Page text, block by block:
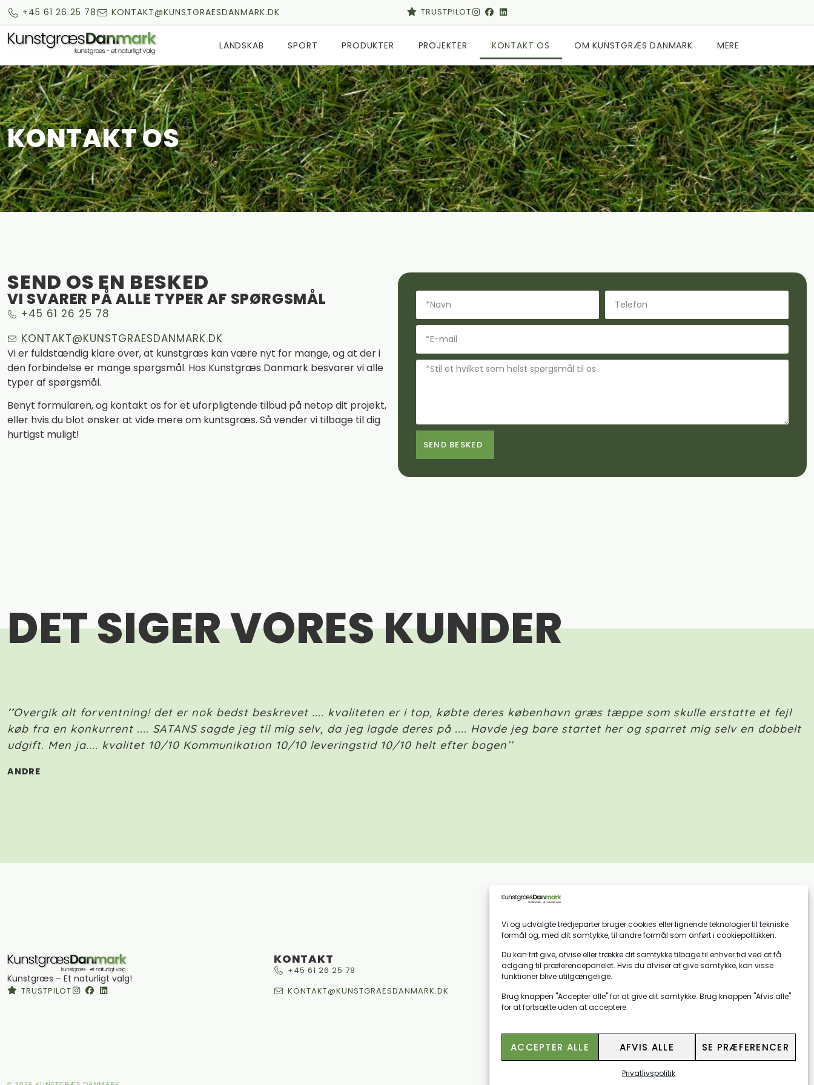
Vi og udvalgte tredjeparter bruger cookies eller lignende teknologier til tekniske
formål og, med dit samtykke, til andre formål som anført i cookiepolitikken.
Du kan frit give, afvise eller trække dit samtykke tilbage til enhver tid ved at få
adgang til præferencepanelet. Hvis du afviser at give samtykke, kan visse
funktioner blive utilgængelige.
Brug knappen "Accepter alle" for at give dit samtykke. Brug knappen "Afvis alle"
for at fortsætte uden at acceptere.
ACCEPTER ALLE AFVIS ALLE SE PRÆFERENCER
Privatlivspolitik
+45 61 26 25 78 KONTAKT@KUNSTGRAESDANMARK.DK TRUSTPILOT
LANDSKAB SPORT PRODUKTER PROJEKTER KONTAKT OS OM KUNSTGRÆS DANMARK MERE
KONTAKT OS
SEND OS EN BESKED
VI SVARER PÅ ALLE TYPER AF SPØRGSMÅL
+45 61 26 25 78
KONTAKT@KUNSTGRAESDANMARK.DK
Vi er fuldstændig klare over, at kunstgræs kan være nyt for mange, og at der i
den forbindelse er mange spørgsmål. Hos Kunstgræs Danmark besvarer vi alle
typer af spørgsmål.
Benyt formularen, og kontakt os for et uforpligtende tilbud på netop dit projekt,
eller hvis du blot ønsker at vide mere om kuntsgræs. Så vender vi tilbage til dig
hurtigst muligt!
SEND BESKED
DET SIGER VORES KUNDER
’’Overgik alt forventning! det er nok bedst beskrevet .... kvaliteten er i top, købte deres københavn græs tæppe som skulle erstatte et fejl
køb fra en konkurrent .... SATANS sagde jeg til mig selv, da jeg lagde deres på .... Havde jeg bare startet her og sparret mig selv en dobbelt
udgift. Men ja.... kvalitet 10/10 Kommunikation 10/10 leveringstid 10/10 helt efter bogen’’
ANDRE
Kunstgræs – Et naturligt valg!
TRUSTPILOT
KONTAKT
+45 61 26 25 78
KONTAKT@KUNSTGRAESDANMARK.DK
INFORMATIONER
OM KUNSTGRÆS DANMARK
KONTAKT OS